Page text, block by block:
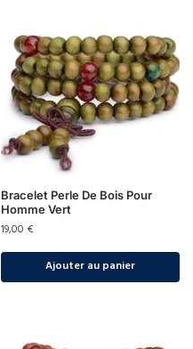
Bracelet Perle De Bois Pour
Homme Vert
19,00 €
Ajouter au panier